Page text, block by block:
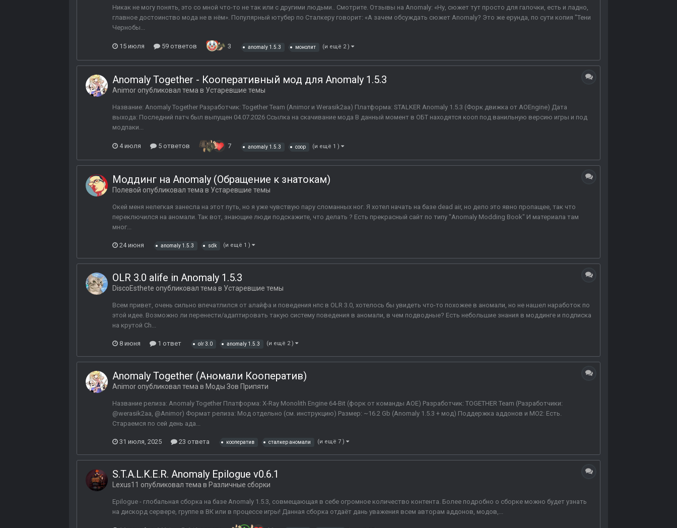
Никак не могу понять, это со мной что-то не так или с другими людьми.. Смотрите. Отзывы на Anomaly: «Ну, сюжет тут просто для галочки, есть и ладно,
главное достоинство мода не в нём». Популярный ютубер по Сталкеру говорит: «А зачем обсуждать сюжет Anomaly? Это же ерунда, по сути копия "Тени
Чернобы...
15 июля 59 ответов 3 anomaly 1.5.3 монолит (и ещё 2 )
Anomaly Together - Кооперативный мод для Anomaly 1.5.3
Animor опубликовал тема в Устаревшие темы
Название: Anomaly Together Разработчик: Together Team (Animor и Werasik2aa) Платформа: STALKER Anomaly 1.5.3 (Форк движка от AOEngine) Дата
выхода: Последний патч был выпущен 04.07.2026 Ссылка на скачивание мода В данный момент в ОБТ находятся кооп под ванильную версию игры и под
модпаки...
4 июля 5 ответов 7 anomaly 1.5.3 coop (и ещё 1 )
Моддинг на Anomaly (Обращение к знатокам)
Полевой опубликовал тема в Устаревшие темы
Окей меня нелегкая занесла на этот путь, но я уже чувствую пару сломанных ног. Я хотел начать на базе dead air, но дело это явно пропащее, так что
переключился на аномали. Так вот, знающие люди подскажите, что делать ? Есть прекрасный сайт по типу "Anomaly Modding Book" И материала там
мног...
24 июня anomaly 1.5.3 sdk (и ещё 1 )
OLR 3.0 alife in Anomaly 1.5.3
DiscoEsthete опубликовал тема в Устаревшие темы
Всем привет, очень сильно впечатлился от алайфа и поведения нпс в OLR 3.0, хотелось бы увидеть что-то похожее в аномали, но не нашел наработок по
этой идее. Возможно ли перенести/адаптировать такую систему поведения в аномали, в чем подводные? Есть небольшие знания в моддинге и подписка
на крутой Ch...
8 июня 1 ответ olr 3.0 anomaly 1.5.3 (и ещё 2 )
Anomaly Together (Аномали Кооператив)
Animor опубликовал тема в Моды Зов Припяти
Название релиза: Anomaly Together Платформа: X-Ray Monolith Engine 64-Bit (форк от команды AOE) Разработчик: TOGETHER Team (Разработчики:
@werasik2aa, @Animor) Формат релиза: Мод отдельно (см. инструкцию) Размер: ~16.2 Gb (Anomaly 1.5.3 + мод) Поддержка аддонов и MO2: Есть.
Стараемся по сей день ада...
31 июля, 2025 23 ответа кооператив сталкер аномали (и ещё 7 )
S.T.A.L.K.E.R. Anomaly Epilogue v0.6.1
Lexus11 опубликовал тема в Различные сборки
Epilogue - глобальная сборка на базе Anomaly 1.5.3, совмещающая в себе огромное количество контента. Более подробно о сборке можно будет узнать
на дискорд сервере, группе в ВК или в процессе игры! Данная сборка отдаёт дань уважения всем авторам аддонов, модов,...